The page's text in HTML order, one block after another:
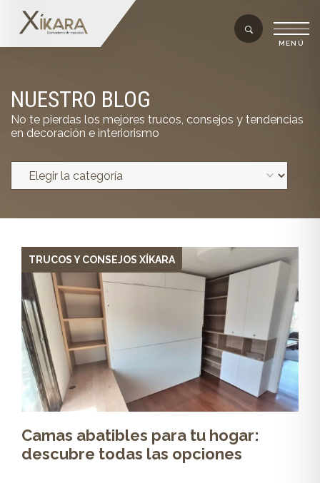
NUESTRO BLOG
No te pierdas los mejores trucos, consejos y tendencias
en decoración e interiorismo
TRUCOS Y CONSEJOS XÍKARA
Camas abatibles para tu hogar:
descubre todas las opciones